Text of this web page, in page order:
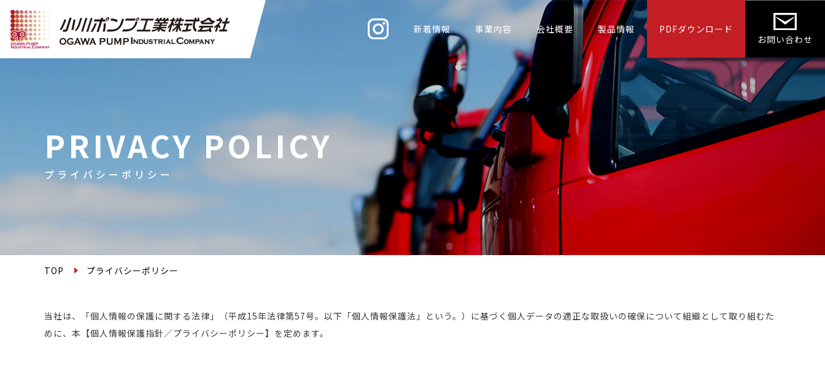
新着情報 事業内容 会社概要 製品情報
PDFダウンロード
お問い合わせ
PRIVACY POLICY
プライバシーポリシー
TOP プライバシーポリシー
当社は、「個人情報の保護に関する法律」（平成15年法律第57号。以下「個人情報保護法」という。）に基づく個人データの適正な取扱いの確保について組織として取り組むた
めに、本【個人情報保護指針／プライバシーポリシー】を定めます。